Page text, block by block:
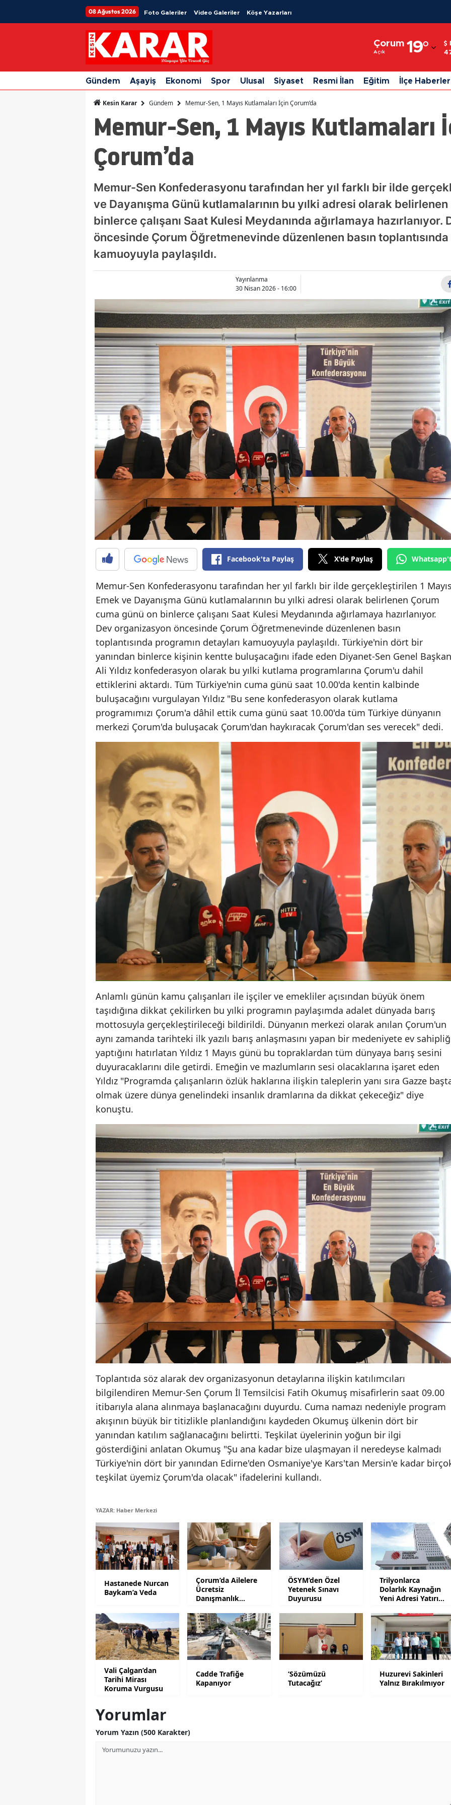
08 Ağustos 2026 Foto Galeriler Video Galeriler Köşe Yazarları
Çorum
Açık 19°
Adıyaman
Afyonkarahisar
Ağrı
Ankara
Aydın
Balıkesir
Bilecik
Bolu
Burdur
Bursa
Çanakkale
Çankırı
Çorum
Denizli
Diyarbakır
Edirne
Elazığ
Erzincan
Erzurum
Eskişehir
Gaziantep
Giresun
Gümüşhane
Hakkari
Isparta
Mersin
İstanbul
İzmir
Kastamonu
Kayseri
Kırşehir
Kocaeli
Konya
Kütahya
Kahramanmaraş
Mardin
Muğla
Muş
Nevşehir
Niğde
Ordu
Rize
Sakarya
Samsun
Siirt
Sinop
Sivas
Tekirdağ
Tokat
Trabzon
Tunceli
Şanlıurfa
Uşak
Van
Zonguldak
Aksaray
Bayburt
Karaman
Bartın
Ardahan
Iğdır
Yalova
Karabük
Kilis
Osmaniye
Düzce
Gündem Aşayiş Ekonomi Spor Ulusal Siyaset Resmi İlan Eğitim İlçe
Kesin Karar Gündem Memur-Sen, 1 Mayıs Kutlamaları İçin Çorum’da
Memur-Sen, 1 Mayıs Kutlamaları
Çorum’da
Memur-Sen Konfederasyonu tarafından her yıl farklı bir ilde
ve Dayanışma Günü kutlamalarının bu yılki adresi olarak
binlerce çalışanı Saat Kulesi Meydanında ağırlamaya
öncesinde Çorum Öğretmenevinde düzenlenen basın
kamuoyuyla paylaşıldı.
Yayınlanma
30 Nisan 2026 - 16:00
Facebook'ta Paylaş X'de Paylaş
Memur-Sen Konfederasyonu tarafından her yıl farklı bir ilde gerçekleştirilen 1
Emek ve Dayanışma Günü kutlamalarının bu yılki adresi olarak belirlenen Çorum
cuma günü on binlerce çalışanı Saat Kulesi Meydanında ağırlamaya hazırlanıyor.
Dev organizasyon öncesinde Çorum Öğretmenevinde düzenlenen basın
toplantısında programın detayları kamuoyuyla paylaşıldı. Türkiye'nin dört bir
yanından binlerce kişinin kentte buluşacağını ifade eden Diyanet-Sen Genel
Ali Yıldız konfederasyon olarak bu yılki kutlama programlarına Çorum'u dahil
ettiklerini aktardı. Tüm Türkiye'nin cuma günü saat 10.00'da kentin kalbinde
buluşacağını vurgulayan Yıldız "Bu sene konfederasyon olarak kutlama
programımızı Çorum'a dâhil ettik cuma günü saat 10.00'da tüm Türkiye dünyanın
merkezi Çorum'da buluşacak Çorum'dan haykıracak Çorum'dan ses verecek" dedi.
Anlamlı günün kamu çalışanları ile işçiler ve emekliler açısından büyük önem
taşıdığına dikkat çekilirken bu yılki programın paylaşımda adalet dünyada barış
mottosuyla gerçekleştirileceği bildirildi. Dünyanın merkezi olarak anılan Çorum'un
aynı zamanda tarihteki ilk yazılı barış anlaşmasını yapan bir medeniyete ev
yaptığını hatırlatan Yıldız 1 Mayıs günü bu topraklardan tüm dünyaya barış sesini
duyuracaklarını dile getirdi. Emeğin ve mazlumların sesi olacaklarına işaret eden
Yıldız "Programda çalışanların özlük haklarına ilişkin taleplerin yanı sıra Gazze
olmak üzere dünya genelindeki insanlık dramlarına da dikkat çekeceğiz" diye
konuştu.
Toplantıda söz alarak dev organizasyonun detaylarına ilişkin katılımcıları
bilgilendiren Memur-Sen Çorum İl Temsilcisi Fatih Okumuş misafirlerin saat 09.00
itibarıyla alana alınmaya başlanacağını duyurdu. Cuma namazı nedeniyle program
akışının büyük bir titizlikle planlandığını kaydeden Okumuş ülkenin dört bir
yanından katılım sağlanacağını belirtti. Teşkilat üyelerinin yoğun bir ilgi
gösterdiğini anlatan Okumuş "Şu ana kadar bize ulaşmayan il neredeyse kalmadı
Türkiye'nin dört bir yanından Edirne'den Osmaniye'ye Kars'tan Mersin'e kadar
teşkilat üyemiz Çorum'da olacak" ifadelerini kullandı.
YAZAR: Haber Merkezi
Hastanede Nurcan
Baykam’a Veda
Çorum’da Ailelere
Ücretsiz
Danışmanlık
ÖSYM’den Özel
Yetenek Sınavı
Duyurusu
Trilyonlarca
Dolarlık Kaynağın
Yeni Adresi Yatırım
Vali Çalgan’dan
Tarihi Mirası
Koruma Vurgusu
Cadde Trafiğe
Kapanıyor
‘Sözümüzü
Tutacağız’
Huzurevi Sakinleri
Yalnız Bırakılmıyor
Yorumlar
Yorum Yazın (500 Karakter)